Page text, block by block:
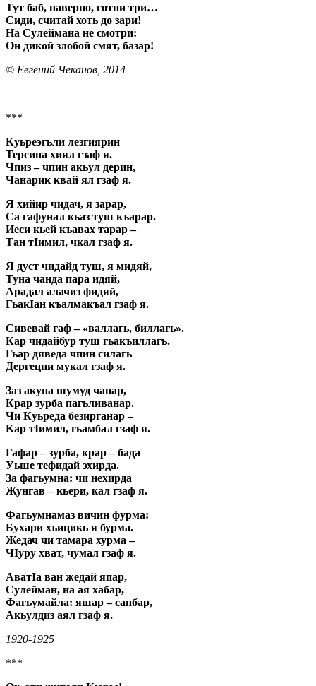
Тут баб, наверно, сотни три…
Сиди, считай хоть до зари!
На Сулеймана не смотри:
Он дикой злобой смят, базар!
© Евгений Чеканов, 2014
***
Куьреэгьли лезгиярин
Терсина хиял гзаф я.
Чпиз – чпин акьул дерин,
Чанарик квай ял гзаф я.
Я хийир чидач, я зарар,
Са гафунал кьаз туш къарар.
Иеси кьей къавах тарар –
Тан тIимил, чкал гзаф я.
Я дуст чидайд туш, я мидяй,
Туна чанда пара идяй,
Арадал алачиз фидяй,
ГьакIан къалмакъал гзаф я.
Сивевай гаф – «валлагь, биллагь».
Кар чидайбур туш гьакъиллагь.
Гьар дяведа чпин силагь
Дергецни мукал гзаф я.
Заз акуна шумуд чанар,
Крар зурба пагьливанар.
Чи Куьреда безирганар –
Kap тIимил, гьамбал гзаф я.
Гафар – зурба, крар – бада
Уьше тефидай эхирда.
За фагьумна: чи нехирда
Жунгав – кьери, кал гзаф я.
Фагьумнамаз вичин фурма:
Бухари хъицикь я бурма.
Жедач чи тамара хурма –
ЧIуру хват, чумал гзаф я.
АватIа ван жедай япар,
Сулейман, на ая хабар,
Фагьумайла: яшар – санбар,
Акьулдиз аял гзаф я.
1920-1925
***